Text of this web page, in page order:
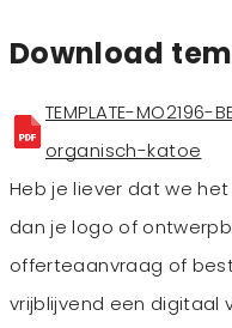
Download
TEMPLATE-
organisch-katoe
Heb je liever dat we
dan je logo of
offerteaanvraag of
vrijblijvend een digitaal